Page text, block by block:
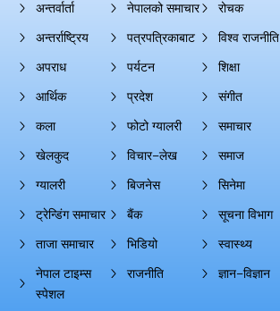
अन्तर्वार्ता
अन्तर्राष्ट्रिय
अपराध
आर्थिक
कला
खेलकुद
ग्यालरी
ट्रेन्डिंग समाचार
ताजा समाचार
नेपाल टाइम्स
स्पेशल
नेपालको समाचार
पत्रपत्रिकाबाट
पर्यटन
प्रदेश
फोटो ग्यालरी
विचार–लेख
बिजनेस
बैंक
भिडियो
राजनीति
रोचक
विश्व राजनीति
शिक्षा
संगीत
समाचार
समाज
सिनेमा
सूचना विभाग
स्वास्थ्य
ज्ञान–विज्ञान